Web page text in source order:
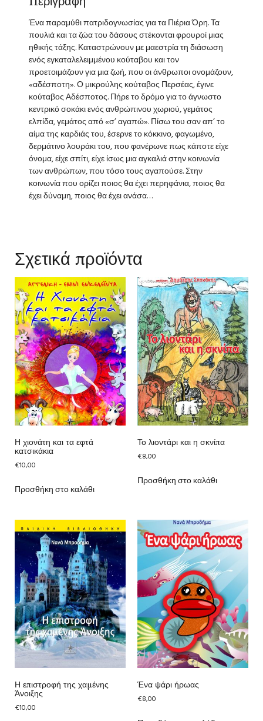
Ένα παραμύθι πατριδογνωσίας για τα Πιέρια Όρη. Τα
πουλιά και τα ζώα του δάσους στέκονται φρουροί μιας
ηθικής τάξης. Καταστρώνουν με μαεστρία τη διάσωση
ενός εγκαταλελειμμένου κούταβου και τον
προετοιμάζουν για μια ζωή, που οι άνθρωποι ονομάζουν,
«αδέσποτη». Ο μικρούλης κούταβος Περσέας, έγινε
κούταβος Αδέσποτος. Πήρε το δρόμο για το άγνωστο
κεντρικό σοκάκι ενός ανθρώπινου χωριού, γεμάτος
ελπίδα, γεμάτος από «σ’ αγαπώ». Πίσω του σαν απ’ το
αίμα της καρδιάς του, έσερνε το κόκκινο, φαγωμένο,
δερμάτινο λουράκι του, που φανέρωνε πως κάποτε είχε
όνομα, είχε σπίτι, είχε ίσως μια αγκαλιά στην κοινωνία
των ανθρώπων, που τόσο τους αγαπούσε. Στην
κοινωνία που ορίζει ποιος θα έχει περηφάνια, ποιος θα
έχει δύναμη, ποιος θα έχει ανάσα…
Σχετικά προϊόντα
Η χιονάτη και τα εφτά
κατσικάκια
€10,00
Προσθήκη στο καλάθι
Το λιοντάρι και η σκνίπα
€8,00
Προσθήκη στο καλάθι
Η επιστροφή της χαμένης
Άνοιξης
€10,00
Ένα ψάρι ήρωας
€8,00